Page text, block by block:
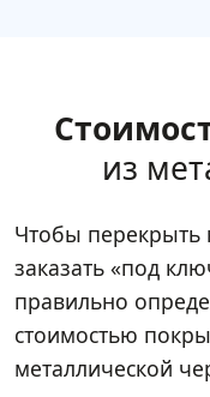
из
Чтобы перекрыть
заказать «под
правильно
стоимостью
металлической